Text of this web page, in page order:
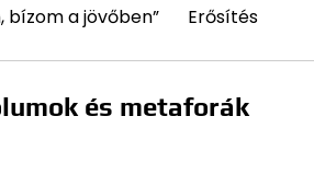
bízom a jövőben” Erősítés
és metaforák